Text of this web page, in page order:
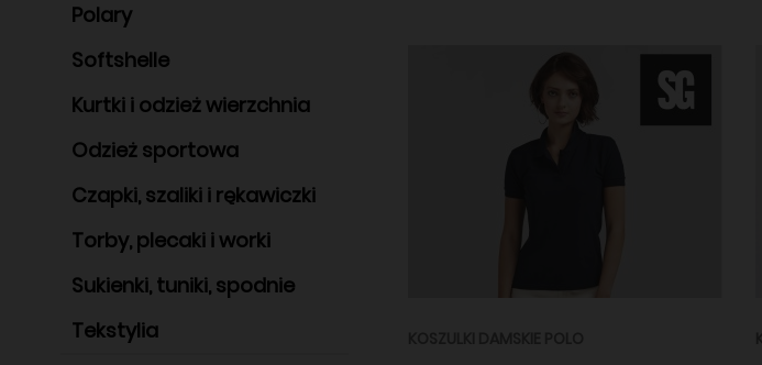
Polary
Softshelle
Kurtki i odzież wierzchnia
Odzież sportowa
Czapki, szaliki i rękawiczki
Torby, plecaki i worki
Sukienki, tuniki, spodnie
Tekstylia